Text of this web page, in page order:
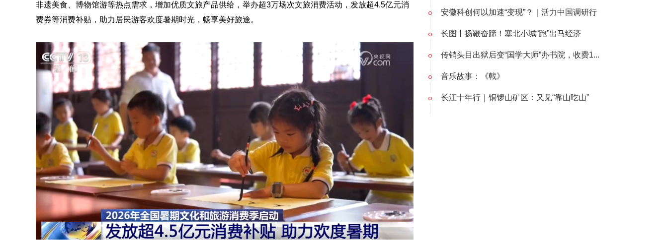
非遗美食、博物馆游等热点需求，增加优质文旅产品供给，举办超3万场次文旅消费活动，发放超4.5亿元消
费券等消费补贴，助力居民游客欢度暑期时光，畅享美好旅途。
安徽科创何以加速“变现”？｜活力中国调研行
长图丨扬鞭奋蹄！塞北小城“跑”出马经济
传销头目出狱后变“国学大师”办书院，收费1...
音乐故事：《戟》
长江十年行｜铜锣山矿区：又见“靠山吃山”